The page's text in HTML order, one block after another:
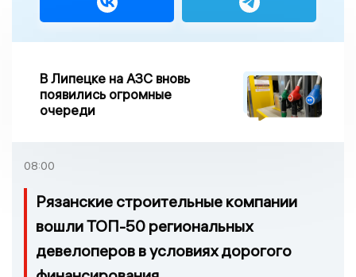
В Липецке на АЗС вновь
появились огромные
очереди
08:00
Рязанские строительные компании
вошли ТОП-50 региональных
девелоперов в условиях дорогого